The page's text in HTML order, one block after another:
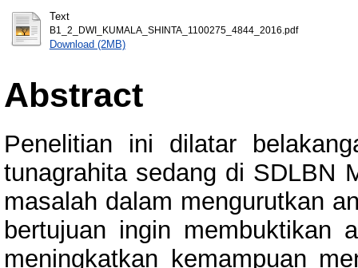
Text
B1_2_DWI_KUMALA_SHINTA_1100275_4844_2016.pdf
Download (2MB)
Abstract
Penelitian ini dilatar
tunagrahita sedang di SDLBN
masalah dalam mengurutkan
bertujuan ingin membuktikan
meningkatkan kemampuan